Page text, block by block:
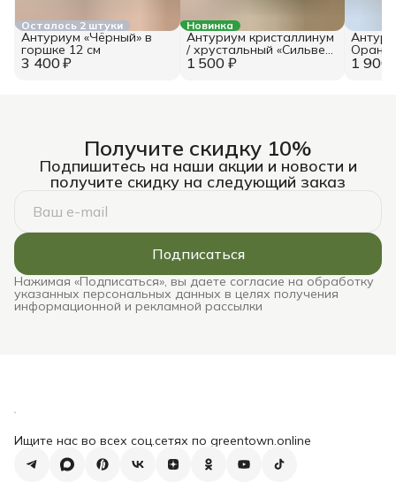
Осталось 2 штуки
3 400 ₽
Антуриум «Чёрный» в
горшке 12 см
Новинка
1 500 ₽
Антуриум кристаллинум
/ хрустальный «Сильвер
Блаш» в горшке 6 см 1 900
Получите скидку 10%
Подпишитесь на наши акции и новости и
получите скидку на следующий заказ
Подписаться
Нажимая «Подписаться», вы даете согласие на обработку
указанных персональных данных в целях получения
информационной и рекламной рассылки
Ищите нас во всех соц.сетях по greentown.online